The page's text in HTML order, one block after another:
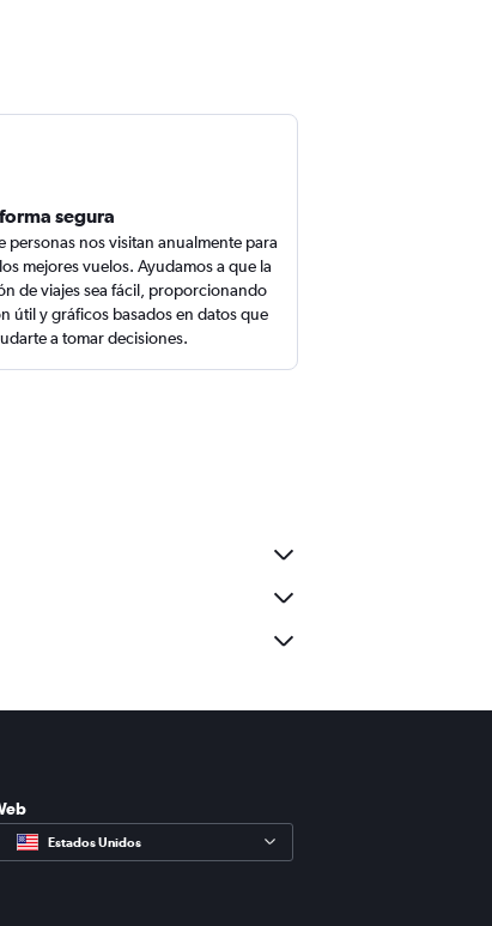
segura
personas nos visitan anualmente para
mejores vuelos. Ayudamos a que la
de viajes sea fácil, proporcionando
útil y gráficos basados en datos que
a tomar decisiones.
Estados Unidos